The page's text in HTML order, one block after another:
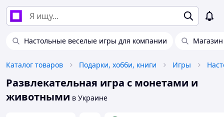
Настольные веселые игры для компании
Каталог товаров Подарки, хобби, книги Игры
Развлекательная игра с монетами и
животными в Украине